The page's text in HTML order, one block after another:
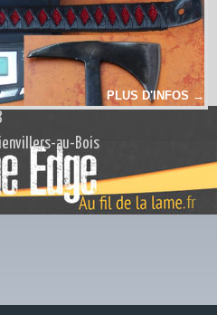
PLUS D'INFOS →
au-Bois
ADMIN